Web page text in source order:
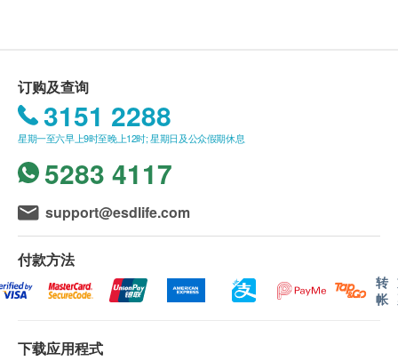
满HK$500需附加HK$30运费。
额外附加费：如无电梯住宅将收取每件每层$50。
愉景湾及长洲为$300。如货车未能直达送货地
址，因地理原因需要个别人手额外运送，需按情况
额外收取费用。所有送货安排及运费以全营推广有
限公司决定为准。
我们将于确定订单后3个工作天内安排發货。(购买
Quooker 顾客会于3个工作天内获供应商联络, 并于
14天内安排发货)
不排除运送时间会因节日而有所影响。当八号烈风
会延迟。
订购及查询
3151 2288
星期一至六早上9时至晚上12时; 星期日及公众假期休息
5283 4117
support@esdlife.com
付款方法
转
帐
下载应用程式